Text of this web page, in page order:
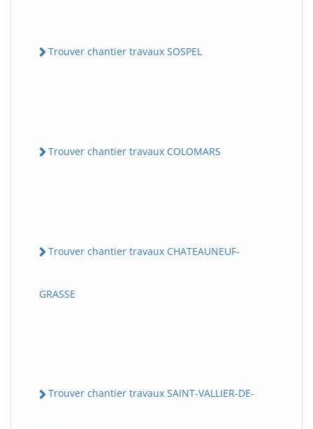
Trouver chantier travaux SOSPEL
Trouver chantier travaux COLOMARS
Trouver chantier travaux CHATEAUNEUF-
GRASSE
Trouver chantier travaux SAINT-VALLIER-DE-